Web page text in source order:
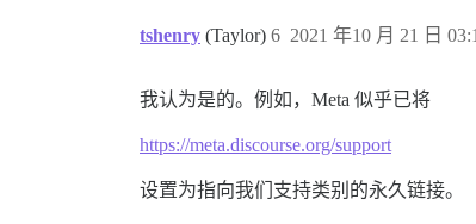
tshenry (Taylor) 2021 年10 月 21 日
6
我认为是的。例如，Meta 似乎已将
https://meta.discourse.org/support
设置为指向我们支持类别的永久链接。